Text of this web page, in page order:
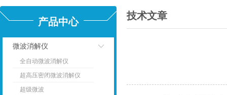
产品中心
微波消解仪
全自动微波消解仪
超高压密闭微波消解仪
超级微波
技术文章